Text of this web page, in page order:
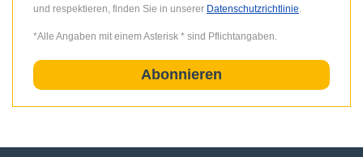
und respektieren, finden Sie in unserer Datenschutzrichtlinie
*Alle Angaben mit einem Asterisk * sind Pflichtangaben.